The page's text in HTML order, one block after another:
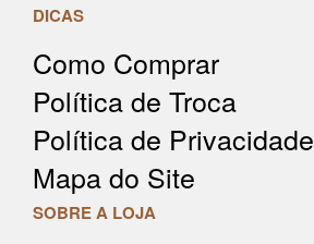
DICAS
Como Comprar
Política de Troca
Política de Privacidade
Mapa do Site
SOBRE A LOJA